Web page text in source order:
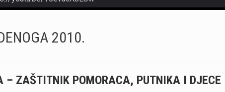
2010.
– ZAŠTITNIK POMORACA, PUTNIKA I DJECE